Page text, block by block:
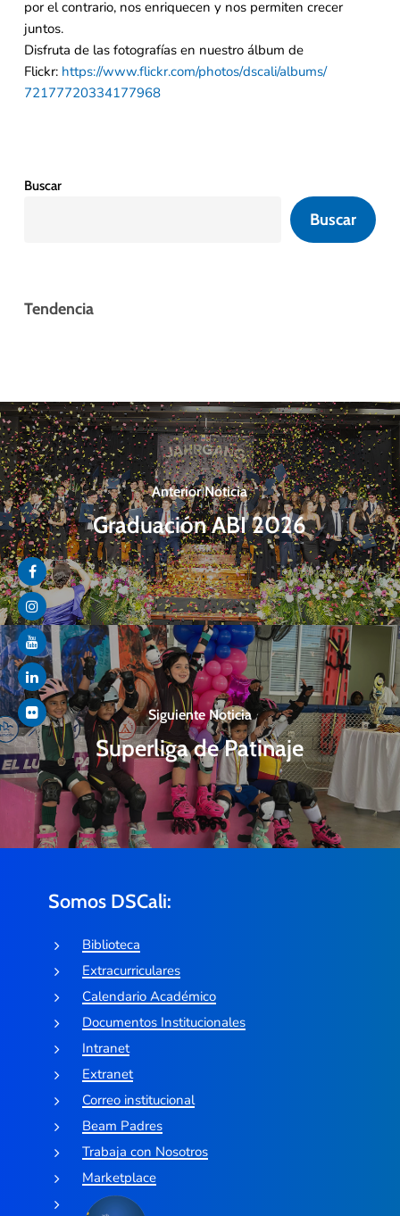
por el contrario, nos enriquecen y nos permiten crecer
juntos.
Disfruta de las fotografías en nuestro álbum de
Flickr: https://www.flickr.com/photos/dscali/albums/
72177720334177968
Buscar
Buscar
Tendencia
Anterior Noticia
Graduación ABI 2026
Siguiente Noticia
Superliga de Patinaje
Somos DSCali:
Biblioteca
Extracurriculares
Calendario Académico
Documentos Institucionales
Intranet
Extranet
Correo institucional
Beam Padres
Trabaja con Nosotros
Marketplace